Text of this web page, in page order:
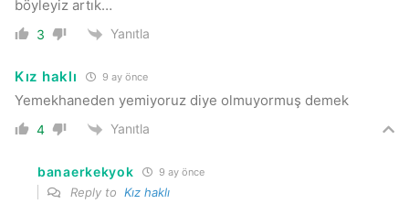
böyleyiz artık…
3 Yanıtla
Kız haklı 9 ay önce
Yemekhaneden yemiyoruz diye olmuyormuş demek
4 Yanıtla
banaerkekyok 9 ay önce
Reply to Kız haklı